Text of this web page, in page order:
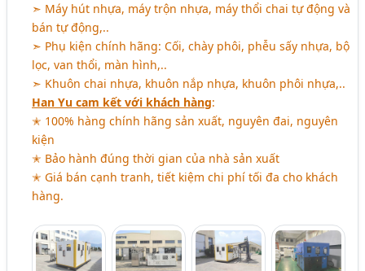
➣ Máy hút nhựa, máy trộn nhựa, máy thổi chai tự động và
bán tự động,..
➣ Phụ kiện chính hãng: Cối, chày phôi, phễu sấy nhựa, bộ
lọc, van thổi, màn hình,..
➣ Khuôn chai nhựa, khuôn nắp nhựa, khuôn phôi nhựa,..
Han Yu cam kết với khách hàng:
✭ 100% hàng chính hãng sản xuất, nguyên đai, nguyên
kiện
✭ Bảo hành đúng thời gian của nhà sản xuất
✭ Giá bán cạnh tranh, tiết kiệm chi phí tối đa cho khách
hàng.